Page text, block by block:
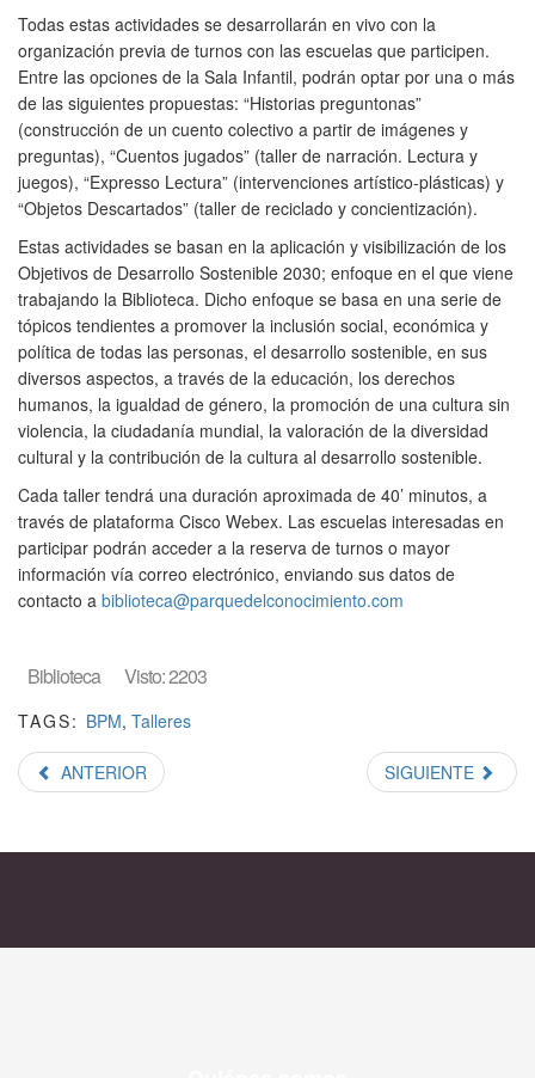
Todas estas actividades se desarrollarán en vivo con la
organización previa de turnos con las escuelas que participen.
Entre las opciones de la Sala Infantil, podrán optar por una o más
de las siguientes propuestas: “Historias preguntonas”
(construcción de un cuento colectivo a partir de imágenes y
preguntas), “Cuentos jugados” (taller de narración. Lectura y
juegos), “Expresso Lectura” (intervenciones artístico-plásticas) y
“Objetos Descartados” (taller de reciclado y concientización).
Estas actividades se basan en la aplicación y visibilización de los
Objetivos de Desarrollo Sostenible 2030; enfoque en el que viene
trabajando la Biblioteca. Dicho enfoque se basa en una serie de
tópicos tendientes a promover la inclusión social, económica y
política de todas las personas, el desarrollo sostenible, en sus
diversos aspectos, a través de la educación, los derechos
humanos, la igualdad de género, la promoción de una cultura sin
violencia, la ciudadanía mundial, la valoración de la diversidad
cultural y la contribución de la cultura al desarrollo sostenible.
Cada taller tendrá una duración aproximada de 40’ minutos, a
través de plataforma Cisco Webex. Las escuelas interesadas en
participar podrán acceder a la reserva de turnos o mayor
información vía correo electrónico, enviando sus datos de
contacto a biblioteca@parquedelconocimiento.com
Biblioteca Visto: 2203
TAGS: BPM, Talleres
ANTERIOR SIGUIENTE